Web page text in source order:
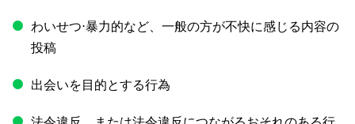
わいせつ⋅暴力的など、一般の方が不快に感じる内容の
投稿
出会いを目的とする行為